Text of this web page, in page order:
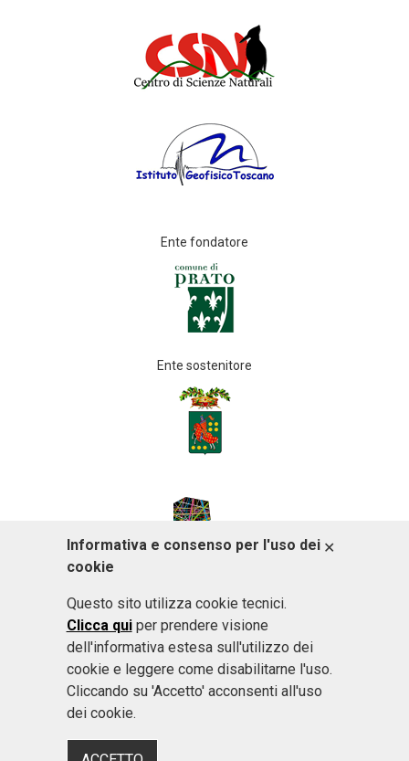
Ente fondatore
Ente sostenitore
ACCETTO
Informativa e consenso per l'uso dei
cookie
Questo sito utilizza cookie tecnici.
Clicca quiper prendere visione
dell'informativa estesa sull'utilizzo dei
cookie e leggere come disabilitarne l'uso.
Cliccando su 'Accetto' acconsenti all'uso
dei cookie.